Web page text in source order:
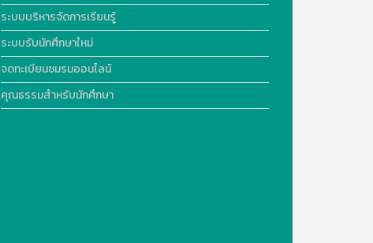
ระบบบริหารจัดการเรียนรู้
ระบบรับนักศึกษาใหม่
จดทะเบียนชมรมออนไลน์
คุณธรรมสำหรับนักศึกษา